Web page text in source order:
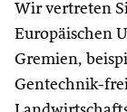
Wir vertreten
Europäischen
Gremien,
Gentechnik-